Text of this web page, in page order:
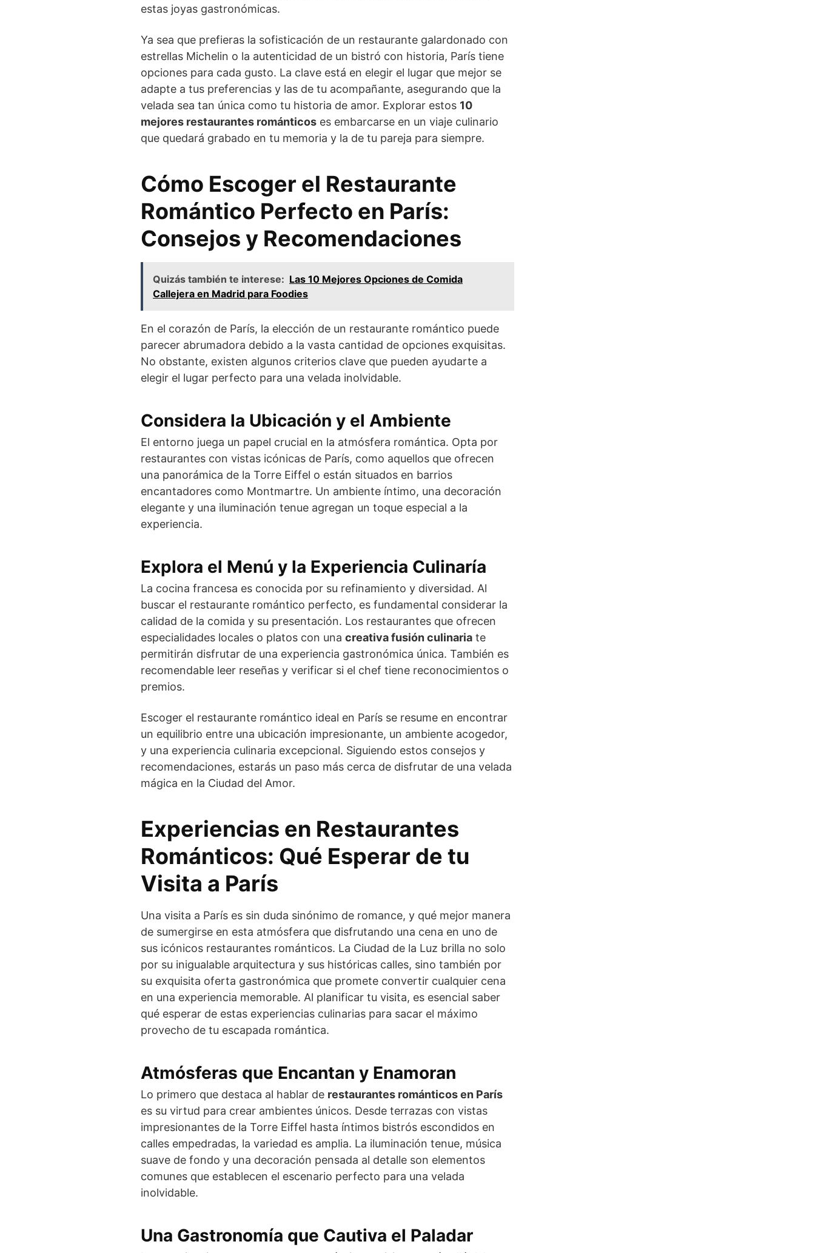
estas joyas gastronómicas.
Ya sea que prefieras la sofisticación de un restaurante galardonado con
estrellas Michelin o la autenticidad de un bistró con historia, París tiene
opciones para cada gusto. La clave está en elegir el lugar que mejor se
adapte a tus preferencias y las de tu acompañante, asegurando que la
velada sea tan única como tu historia de amor. Explorar estos 10
mejores restaurantes románticos es embarcarse en un viaje culinario
que quedará grabado en tu memoria y la de tu pareja para siempre.
Cómo Escoger el Restaurante
Romántico Perfecto en París:
Consejos y Recomendaciones
Quizás también te interese: Las 10 Mejores Opciones de Comida
Callejera en Madrid para Foodies
En el corazón de París, la elección de un restaurante romántico puede
parecer abrumadora debido a la vasta cantidad de opciones exquisitas.
No obstante, existen algunos criterios clave que pueden ayudarte a
elegir el lugar perfecto para una velada inolvidable.
Considera la Ubicación y el Ambiente
El entorno juega un papel crucial en la atmósfera romántica. Opta por
restaurantes con vistas icónicas de París, como aquellos que ofrecen
una panorámica de la Torre Eiffel o están situados en barrios
encantadores como Montmartre. Un ambiente íntimo, una decoración
elegante y una iluminación tenue agregan un toque especial a la
experiencia.
Explora el Menú y la Experiencia Culinaría
La cocina francesa es conocida por su refinamiento y diversidad. Al
buscar el restaurante romántico perfecto, es fundamental considerar la
calidad de la comida y su presentación. Los restaurantes que ofrecen
especialidades locales o platos con una creativa fusión culinaria te
permitirán disfrutar de una experiencia gastronómica única. También es
recomendable leer reseñas y verificar si el chef tiene reconocimientos o
premios.
Escoger el restaurante romántico ideal en París se resume en encontrar
un equilibrio entre una ubicación impresionante, un ambiente acogedor,
y una experiencia culinaria excepcional. Siguiendo estos consejos y
recomendaciones, estarás un paso más cerca de disfrutar de una velada
mágica en la Ciudad del Amor.
Experiencias en Restaurantes
Románticos: Qué Esperar de tu
Visita a París
Una visita a París es sin duda sinónimo de romance, y qué mejor manera
de sumergirse en esta atmósfera que disfrutando una cena en uno de
sus icónicos restaurantes románticos. La Ciudad de la Luz brilla no solo
por su inigualable arquitectura y sus históricas calles, sino también por
su exquisita oferta gastronómica que promete convertir cualquier cena
en una experiencia memorable. Al planificar tu visita, es esencial saber
qué esperar de estas experiencias culinarias para sacar el máximo
provecho de tu escapada romántica.
Atmósferas que Encantan y Enamoran
Lo primero que destaca al hablar de restaurantes románticos en París
es su virtud para crear ambientes únicos. Desde terrazas con vistas
impresionantes de la Torre Eiffel hasta íntimos bistrós escondidos en
calles empedradas, la variedad es amplia. La iluminación tenue, música
suave de fondo y una decoración pensada al detalle son elementos
comunes que establecen el escenario perfecto para una velada
inolvidable.
Una Gastronomía que Cautiva el Paladar